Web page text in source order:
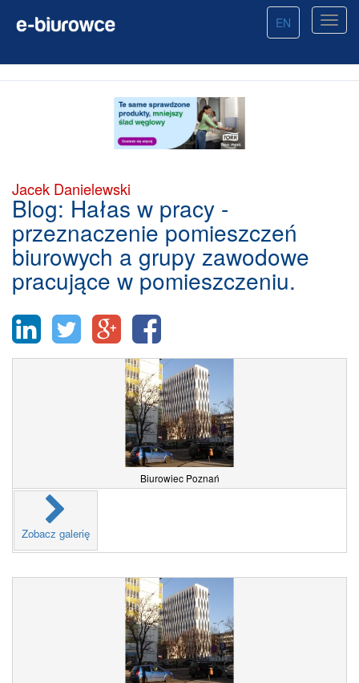
EN
Jacek Danielewski
Blog: Hałas w pracy -
przeznaczenie pomieszczeń
biurowych a grupy zawodowe
pracujące w pomieszczeniu.
Biurowiec Poznań
Zobacz galerię